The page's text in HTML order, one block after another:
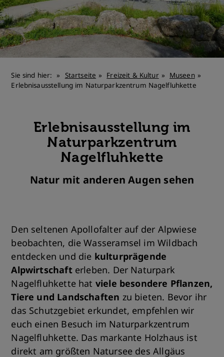
Sie sind hier: Startseite Freizeit & Kultur
Museen
Erlebnisausstellung im Naturparkzentrum Nagelfluhkette
Erlebnisausstellung im
Naturparkzentrum
Nagelfluhkette
Natur mit anderen Augen sehen
Den seltenen Apollofalter auf der Alpwiese
beobachten, die Wasseramsel im Wildbach
entdecken und die kulturprägende
Alpwirtschafterleben. Der Naturpark
Nagelfluhkette hat viele besondere Pflanzen,
Tiere und Landschaften zu bieten. Bevor ihr
das Schutzgebiet erkundet, empfehlen wir
euch einen Besuch im Naturparkzentrum
Nagelfluhkette. Das markante Holzhaus ist
direkt am größten Natursee des Allgäus